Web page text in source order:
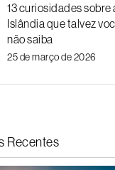
13 curiosidades sobre
Islândia que talvez
não saiba
25 de março de 2026
Recentes